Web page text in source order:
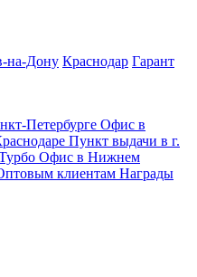
на-Дону Краснодар Гарант
Петербурге Офис в
Пункт выдачи в г.
Офис в Нижнем
клиентам Награды